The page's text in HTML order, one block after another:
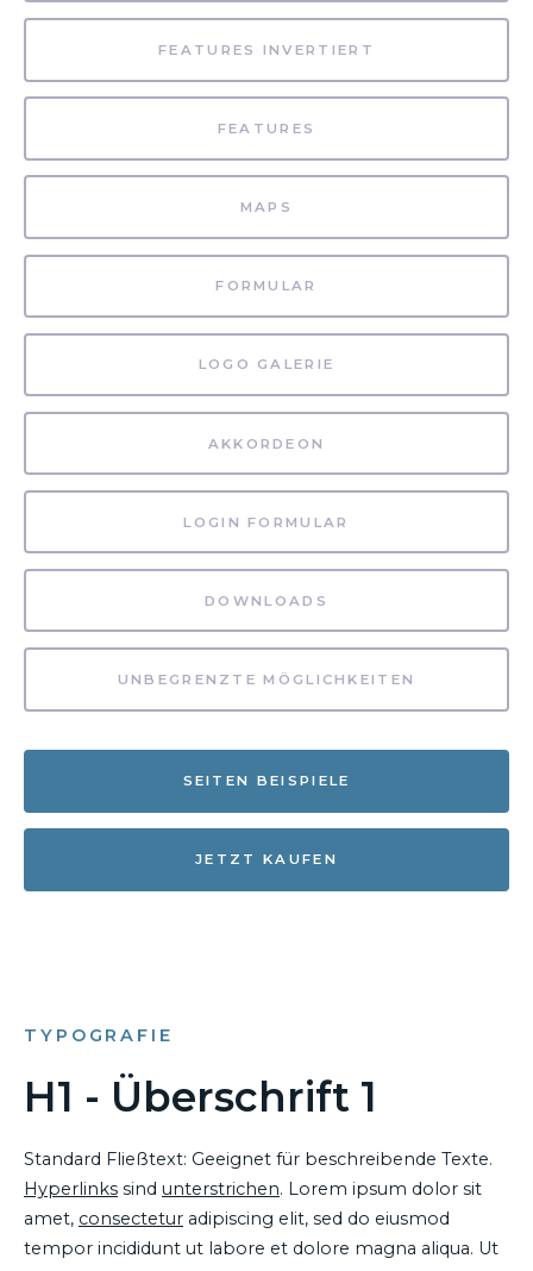
FEATURES INVERTIERT
FEATURES
MAPS
FORMULAR
LOGO GALERIE
AKKORDEON
LOGIN FORMULAR
DOWNLOADS
UNBEGRENZTE MÖGLICHKEITEN
SEITEN BEISPIELE
JETZT KAUFEN
TYPOGRAFIE
H1 - Überschrift 1
Standard Fließtext: Geeignet für beschreibende Texte.
Hyperlinks sind unterstrichen. Lorem ipsum dolor sit
amet, consectetur adipiscing elit, sed do eiusmod
tempor incididunt ut labore et dolore magna aliqua. Ut